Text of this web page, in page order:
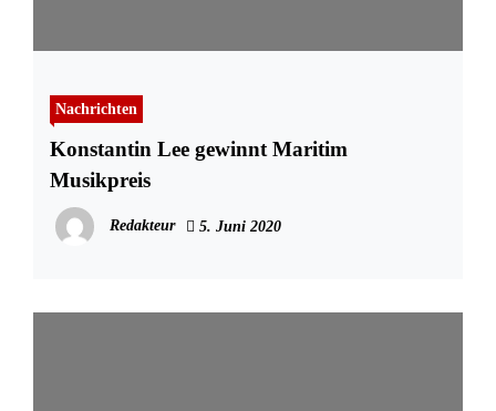
Nachrichten
Konstantin Lee gewinnt Maritim
Musikpreis
Redakteur 5. Juni 2020